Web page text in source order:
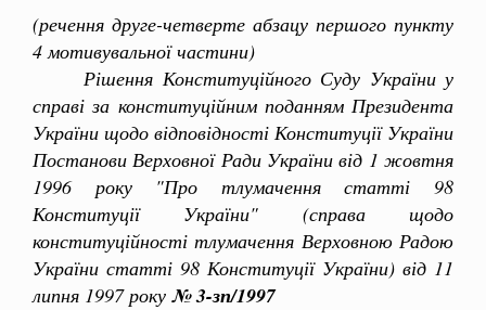
(речення друге-четверте абзацу першого пункту
4 мотивувальної частини)
Рішення Конституційного Суду України у
справі за конституційним поданням Президента
України щодо відповідності Конституції України
Постанови Верховної Ради України від 1 жовтня
1996 року "Про тлумачення статті 98
Конституції України" (справа щодо
конституційності тлумачення Верховною Радою
України статті 98 Конституції України) від 11
липня 1997 року № 3-зп/1997